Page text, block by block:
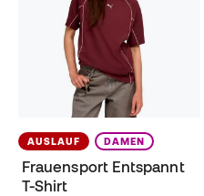
AUSLAUF DAMEN
Frauensport Entspannt
T-Shirt